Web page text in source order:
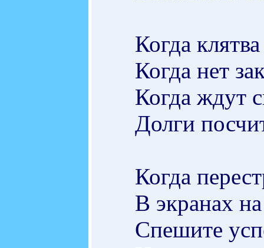
Когда
Когда нет
Когда ждут
Долги
Когда
В экранах
Спешите